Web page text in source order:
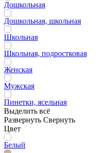
Дошкольная
Дошкольная, школьная
Школьная
Школьная, подростковая
Женская
Мужская
Пинетки, ясельная
Выделить всё
Развернуть Свернуть
Цвет
Белый